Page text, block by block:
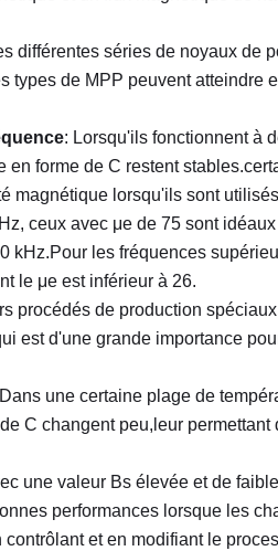
différentes séries de noyaux de
types de MPP peuvent
: Lorsqu'ils fonctionnent à
en forme de C restent
magnétique lorsqu'ils sont
ceux avec μe de 75 sont
kHz.Pour les fréquences
le μe est inférieur à 26.
procédés de production
est d'une grande importance
une certaine plage de
C changent peu,leur
une valeur Bs élevée et de
performances lorsque les
contrôlant et en modifiant le